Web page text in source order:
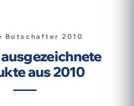
Botschafter 2010
aus 2010